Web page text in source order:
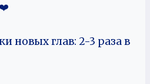
новых глав: 2-3 раза в